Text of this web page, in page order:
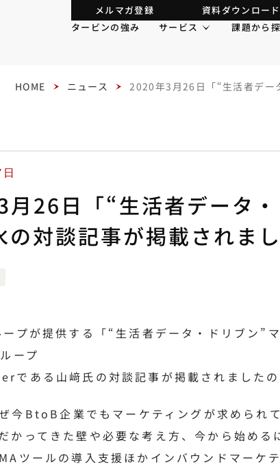
メルマガ登録 資料ダウンロード
タービンの強み
サービス 課題から
HOME ニュース 2020年3月26日「“生活者デー
26日「“生活者データ
の対談記事が掲載されま
プが提供する「“生活者データ・ドリブン”
ープ
ある山﨑氏の対談記事が掲載されましたの
今BtoB企業でもマーケティングが求められ
かってきた壁や必要な考え方、今から始め
ツールの導入支援ほかインバウンドマーケ